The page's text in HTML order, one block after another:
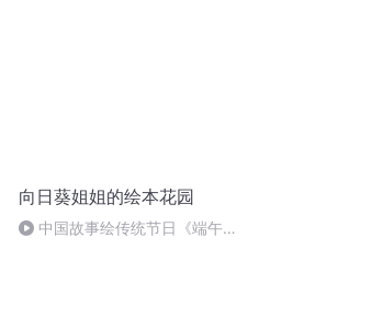
向日葵姐姐的绘本花园
中国故事绘传统节日《端午